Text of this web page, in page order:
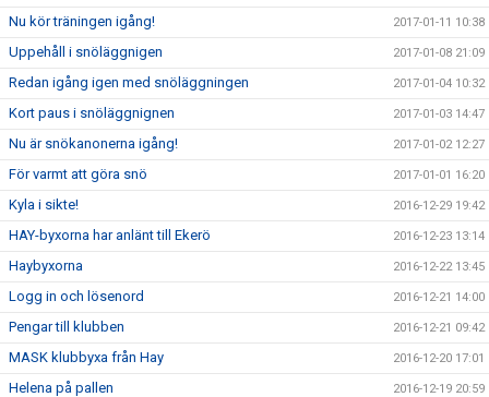
Nu kör träningen igång! 2017-01-11 10:38
Uppehåll i snöläggnigen 2017-01-08 21:09
Redan igång igen med snöläggningen 2017-01-04 10:32
Kort paus i snöläggnignen 2017-01-03 14:47
Nu är snökanonerna igång! 2017-01-02 12:27
För varmt att göra snö 2017-01-01 16:20
Kyla i sikte! 2016-12-29 19:42
HAY-byxorna har anlänt till Ekerö 2016-12-23 13:14
Haybyxorna 2016-12-22 13:45
Logg in och lösenord 2016-12-21 14:00
Pengar till klubben 2016-12-21 09:42
MASK klubbyxa från Hay 2016-12-20 17:01
Helena på pallen 2016-12-19 20:59